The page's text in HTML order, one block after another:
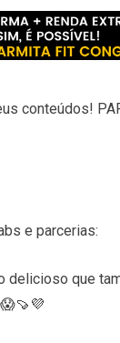
conteúdos!
e parcerias:
delicioso que